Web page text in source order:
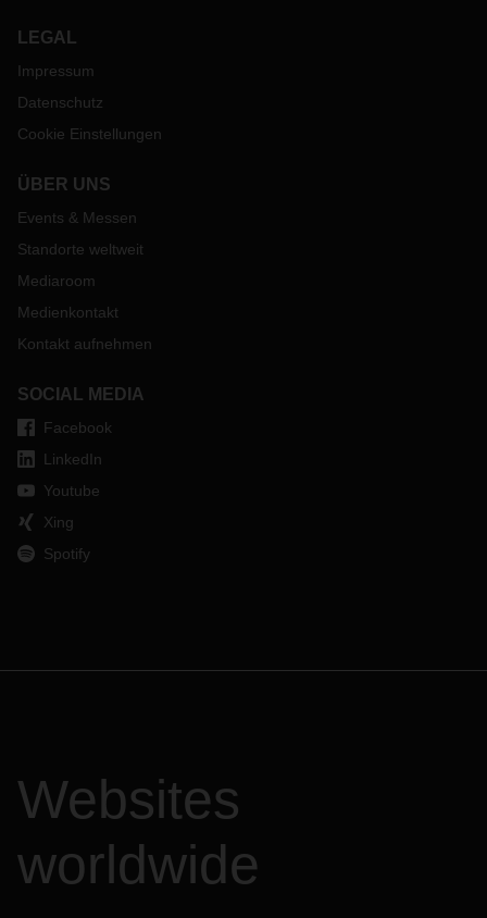
LEGAL
Impressum
Datenschutz
Cookie Einstellungen
ÜBER UNS
Events & Messen
Standorte weltweit
Mediaroom
Medienkontakt
Kontakt aufnehmen
SOCIAL MEDIA
Facebook
LinkedIn
Youtube
Xing
Spotify
Websites
worldwide